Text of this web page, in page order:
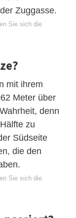
Zuggasse.
Sie sich die
mit ihrem
Meter über
denn
zu
Südseite
die den
Sie sich die